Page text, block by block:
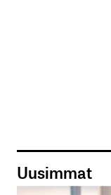
Uusimmat